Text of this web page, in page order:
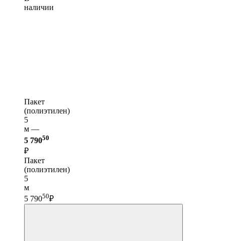
наличии
Пакет
(полиэтилен)
5
м —
5 79050
₽
Пакет
(полиэтилен)
5
м
5 79050₽